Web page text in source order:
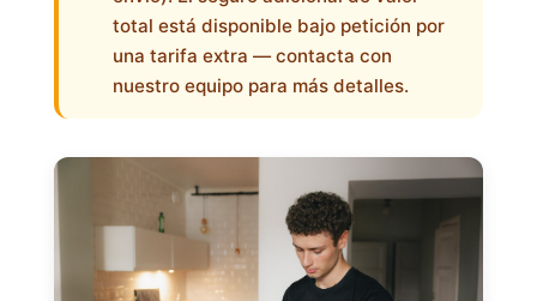
total está disponible bajo petición por
una tarifa extra — contacta con
nuestro equipo para más detalles.